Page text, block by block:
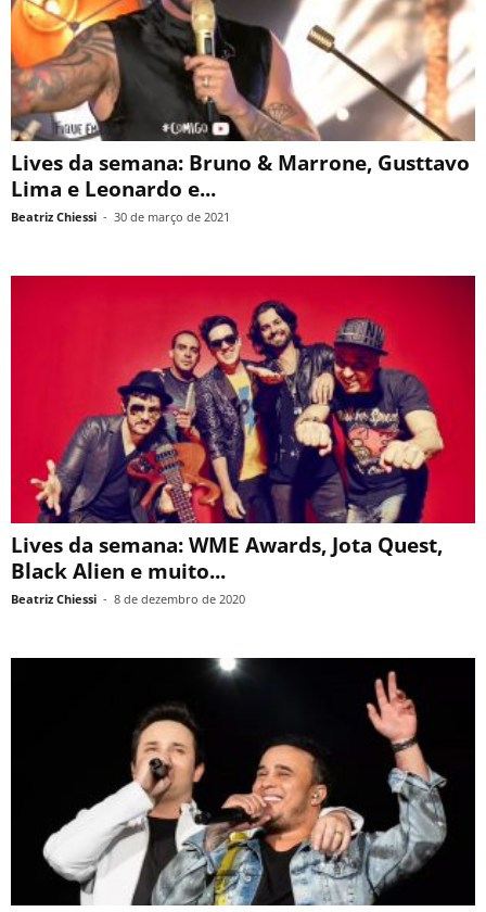
Lives da semana: Bruno & Marrone, Gusttavo
Lima e Leonardo e...
Beatriz Chiessi - 30 de março de 2021
Lives da semana: WME Awards, Jota Quest,
Black Alien e muito...
Beatriz Chiessi - 8 de dezembro de 2020